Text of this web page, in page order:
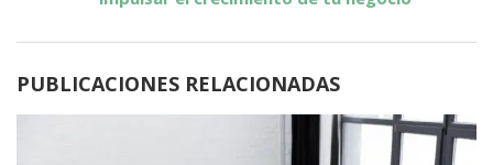
PUBLICACIONES RELACIONADAS